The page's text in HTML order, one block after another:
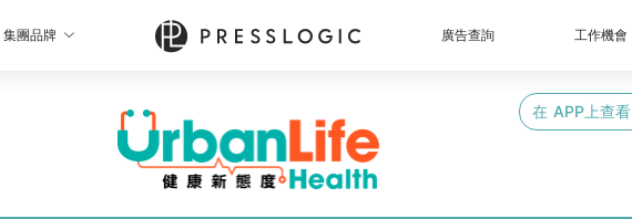
集團品牌 廣告查詢 工作機會
在 APP上查看